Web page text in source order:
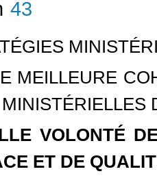
43
MEILLEURE
VOLONTÉ
ET DE